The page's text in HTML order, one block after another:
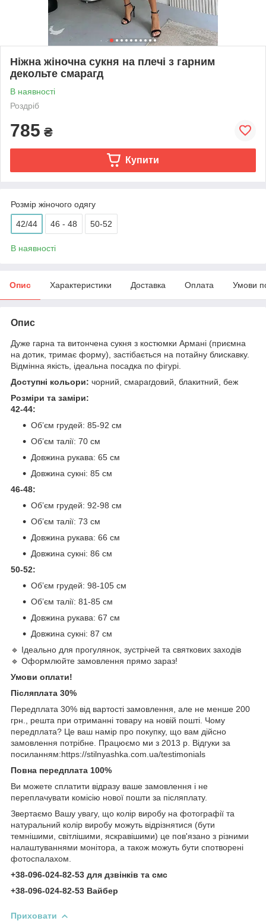
Ніжна жіночна сукня на плечі з гарним
декольте смарагд
В наявності
Роздріб
785 ₴
Купити
Розмір жіночого одягу
42/44 46 - 48 50-52
В наявності
Опис Характеристики Доставка Оплата Умови
Опис
Дуже гарна та витончена сукня з костюмки Армані (приємна
на дотик, тримає форму), застібається на потайну блискавку.
Відмінна якість, ідеальна посадка по фігурі.
Доступні кольори: чорний, смарагдовий, блакитний, беж
Розміри та заміри:
42-44:
Обʼєм грудей: 85-92 см
Обʼєм талії: 70 см
Довжина рукава: 65 см
Довжина сукні: 85 см
46-48:
Обʼєм грудей: 92-98 см
Обʼєм талії: 73 см
Довжина рукава: 66 см
Довжина сукні: 86 см
50-52:
Обʼєм грудей: 98-105 см
Обʼєм талії: 81-85 см
Довжина рукава: 67 см
Довжина сукні: 87 см
🔹 Ідеально для прогулянок, зустрічей та святкових заходів
🔹 Оформлюйте замовлення прямо зараз!
Умови оплати!
Післяплата 30%
Передплата 30% від вартості замовлення, але не менше 200
грн., решта при отриманні товару на новій пошті. Чому
передплата? Це ваш намір про покупку, що вам дійсно
замовлення потрібне. Працюємо ми з 2013 р. Відгуки за
посиланням:https://stilnyashka.com.ua/testimonials
Повна передплата 100%
Ви можете сплатити відразу ваше замовлення і не
переплачувати комісію нової пошти за післяплату.
Звертаємо Вашу увагу, що колір виробу на фотографії та
натуральний колір виробу можуть відрізнятися (бути
темнішими, світлішими, яскравішими) це пов'язано з різними
налаштуваннями монітора, а також можуть бути спотворені
фотоспалахом.
+38-096-024-82-53 для дзвінків та смс
+38-096-024-82-53 Вайбер
Приховати